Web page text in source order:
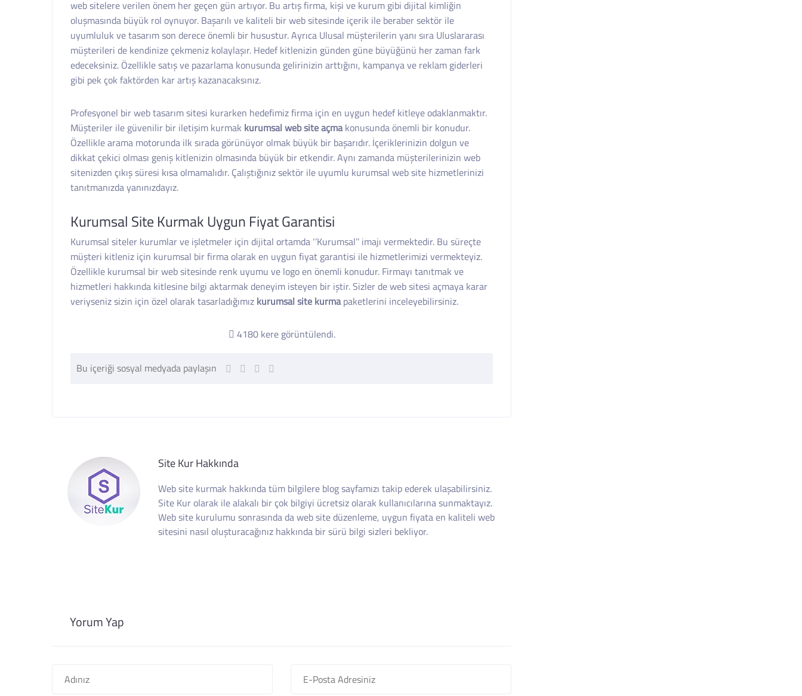
web sitelere verilen önem her geçen gün artıyor. Bu artış firma, kişi ve kurum gibi dijital kimliğin
oluşmasında büyük rol oynuyor. Başarılı ve kaliteli bir web sitesinde içerik ile beraber sektör ile
uyumluluk ve tasarım son derece önemli bir husustur. Ayrıca Ulusal müşterilerin yanı sıra Uluslararası
müşterileri de kendinize çekmeniz kolaylaşır. Hedef kitlenizin günden güne büyüğünü her zaman fark
edeceksiniz. Özellikle satış ve pazarlama konusunda gelirinizin arttığını, kampanya ve reklam giderleri
gibi pek çok faktörden kar artış kazanacaksınız.
Profesyonel bir web tasarım sitesi kurarken hedefimiz firma için en uygun hedef kitleye odaklanmaktır.
Müşteriler ile güvenilir bir iletişim kurmak kurumsal web site açmakonusunda önemli bir konudur.
Özellikle arama motorunda ilk sırada görünüyor olmak büyük bir başarıdır. İçeriklerinizin dolgun ve
dikkat çekici olması geniş kitlenizin olmasında büyük bir etkendir. Aynı zamanda müşterilerinizin web
sitenizden çıkış süresi kısa olmamalıdır. Çalıştığınız sektör ile uyumlu kurumsal web site hizmetlerinizi
tanıtmanızda yanınızdayız.
Kurumsal Site Kurmak Uygun Fiyat Garantisi
Kurumsal siteler kurumlar ve işletmeler için dijital ortamda ‘’Kurumsal’’ imajı vermektedir. Bu süreçte
müşteri kitleniz için kurumsal bir firma olarak en uygun fiyat garantisi ile hizmetlerimizi vermekteyiz.
Özellikle kurumsal bir web sitesinde renk uyumu ve logo en önemli konudur. Firmayı tanıtmak ve
hizmetleri hakkında kitlesine bilgi aktarmak deneyim isteyen bir iştir. Sizler de web sitesi açmaya karar
veriyseniz sizin için özel olarak tasarladığımız kurumsal site kurmapaketlerini inceleyebilirsiniz.
4180 kere görüntülendi.
Bu içeriği sosyal medyada paylaşın
Site Kur Hakkında
Web site kurmak hakkında tüm bilgilere blog sayfamızı takip ederek ulaşabilirsiniz.
Site Kur olarak ile alakalı bir çok bilgiyi ücretsiz olarak kullanıcılarına sunmaktayız.
Web site kurulumu sonrasında da web site düzenleme, uygun fiyata en kaliteli web
sitesini nasıl oluşturacağınız hakkında bir sürü bilgi sizleri bekliyor.
Yorum Yap